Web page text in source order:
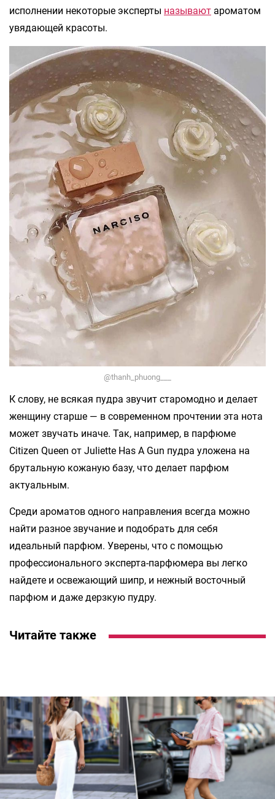
исполнении некоторые эксперты называют ароматом
увядающей красоты.
@thanh_phuong___
К слову, не всякая пудра звучит старомодно и делает
женщину старше — в современном прочтении эта нота
может звучать иначе. Так, например, в парфюме
Citizen Queen от Juliette Has A Gun пудра уложена на
брутальную кожаную базу, что делает парфюм
актуальным.
Среди ароматов одного направления всегда можно
найти разное звучание и подобрать для себя
идеальный парфюм. Уверены, что с помощью
профессионального эксперта-парфюмера вы легко
найдете и освежающий шипр, и нежный восточный
парфюм и даже дерзкую пудру.
Читайте также